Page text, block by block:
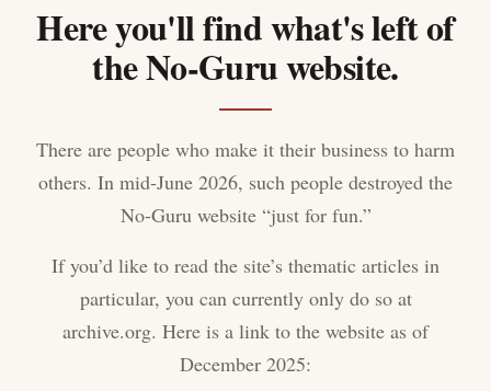
Here you'll find what's left of
the No-Guru website.
There are people who make it their business to harm
others. In mid-June 2026, such people destroyed the
No-Guru website “just for fun.”
If you’d like to read the site’s thematic articles in
particular, you can currently only do so at
archive.org. Here is a link to the website as of
December 2025: